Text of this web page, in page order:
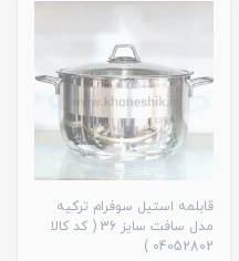
قابلمه استیل سوفرام ترکیه
مدل سافت سایز 36 ( کد کالا
04052802 )